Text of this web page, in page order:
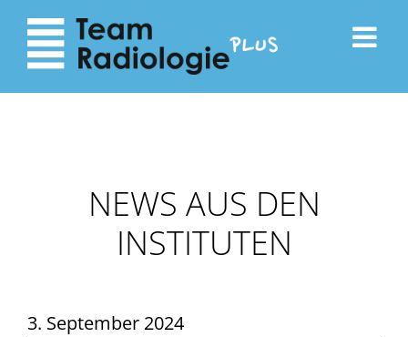
zum
Inhalt
Navigation
NEWS AUS DEN
INSTITUTEN
3. September 2024